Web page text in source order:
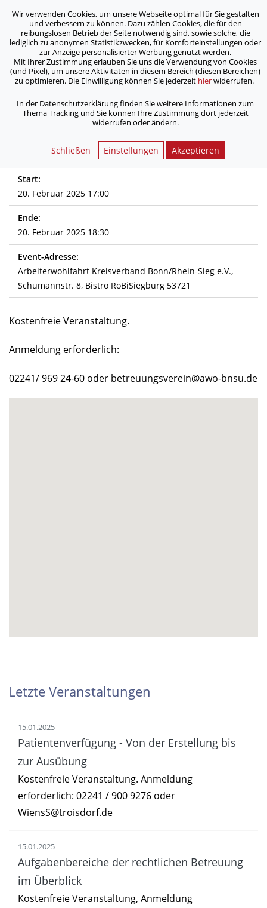
ASB Bonn/Rhein-Sieg/Eifel e.V.
bewegt Menschen
Leben mit Demenz - Umgang mit
schwierigen Verhaltensweisen
Home / Aktuelles /
Leben mit Demenz - Umgang mit schwierigen
Start:
20. Februar 2025 17:00
Ende:
20. Februar 2025 18:30
Event-Adresse:
Arbeiterwohlfahrt Kreisverband Bonn/Rhein-Sieg e.V.,
Schumannstr. 8, Bistro RoBiSiegburg 53721
Kostenfreie Veranstaltung.
Anmeldung erforderlich:
02241/ 969 24-60 oder betreuungsverein@awo-bnsu.de
Letzte Veranstaltungen
15.01.2025
Patientenverfügung - Von der Erstellung bis
zur Ausübung
Kostenfreie Veranstaltung. Anmeldung
erforderlich: 02241 / 900 9276 oder
WiensS@troisdorf.de
15.01.2025
Aufgabenbereiche der rechtlichen Betreuung
im Überblick
Kostenfreie Veranstaltung, Anmeldung
Wir verwenden Cookies, um unsere Webseite optimal für Sie gestalten
und verbessern zu können. Dazu zählen Cookies, die für den
reibungslosen Betrieb der Seite notwendig sind, sowie solche, die
lediglich zu anonymen Statistikzwecken, für Komforteinstellungen oder
zur Anzeige personalisierter Werbung genutzt werden.
Mit Ihrer Zustimmung erlauben Sie uns die Verwendung von Cookies
(und Pixel), um unsere Aktivitäten in diesem Bereich (diesen Bereichen)
zu optimieren. Die Einwilligung können Sie jederzeit hierwiderrufen.
In der Datenschutzerklärung finden Sie weitere Informationen zum
Thema Tracking und Sie können Ihre Zustimmung dort jederzeit
widerrufen oder ändern.
Schließen Einstellungen Akzeptieren